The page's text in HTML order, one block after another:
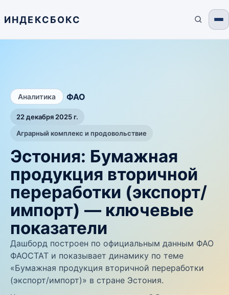
ИНДЕКСБОКС
Аналитика ФАО
22 декабря 2025 г.
Аграрный комплекс и продовольствие
Эстония: Бумажная
продукция вторичной
переработки (экспорт/
импорт) — ключевые
показатели
Дашборд построен по официальным данным ФАО
ФАОСТАТ и показывает динамику по теме
«Бумажная продукция вторичной переработки
(экспорт/импорт)» в стране Эстония.